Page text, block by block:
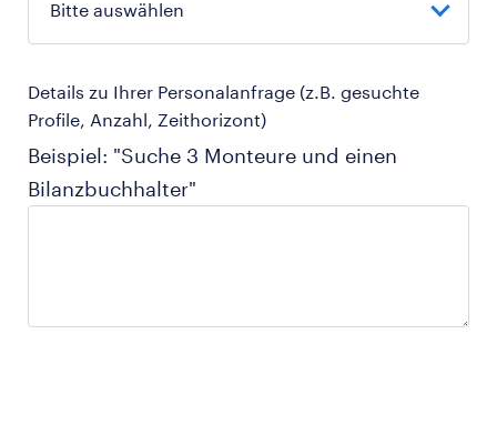
Details zu Ihrer Personalanfrage (z.B. gesuchte
Profile, Anzahl, Zeithorizont)
Beispiel: "Suche 3 Monteure und einen
Bilanzbuchhalter"